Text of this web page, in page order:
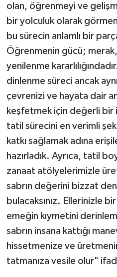
olan, öğrenmeyi ve
bir yolculuk olarak
bu sürecin anlamlı bir
Öğrenmenin gücü;
yenilenme
dinlenme süreci ancak
çevrenizi ve hayata dair
keşfetmek için değerli bir
tatil sürecini en verimli
katkı sağlamak adına
hazırladık. Ayrıca, tatil
zanaat atölyelerimizle
sabrın değerini bizzat
bulacaksınız. Ellerinizle
emeğin kıymetini
sabrın insana kattığı
hissetmenize ve
tatmanıza vesile olur"